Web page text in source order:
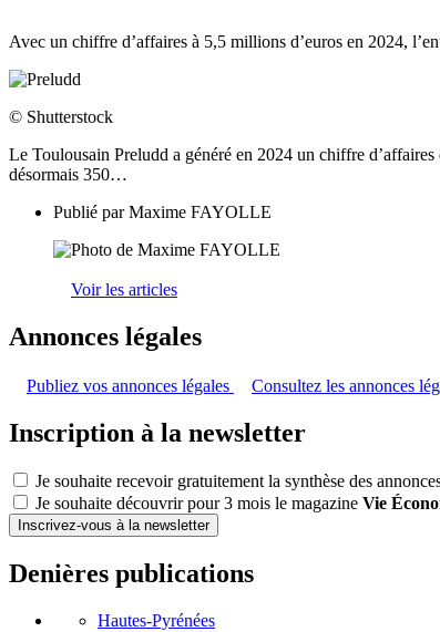
Avec un chiffre d’affaires à 5,5 millions d’euros en 2024,
© Shutterstock
Le Toulousain Preludd a généré en 2024 un chiffre
désormais 350…
Publié parMaxime FAYOLLE
Voir les articles
Annonces légales
Publiez vos annonces légales Consultez les annonces
Inscription à la newsletter
Je souhaite recevoir gratuitement la synthèse des
Je souhaite découvrir pour 3 mois le magazine Vie
Inscrivez-vous à la newsletter
Denières publications
Hautes-Pyrénées